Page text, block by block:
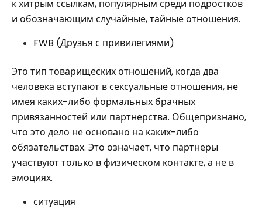
к хитрым ссылкам, популярным среди подростков
и обозначающим случайные, тайные отношения.
FWB (Друзья с привилегиями)
Это тип товарищеских отношений, когда два
человека вступают в сексуальные отношения, не
имея каких-либо формальных брачных
привязанностей или партнерства. Общепризнано,
что это дело не основано на каких-либо
обязательствах. Это означает, что партнеры
участвуют только в физическом контакте, а не в
эмоциях.
ситуация